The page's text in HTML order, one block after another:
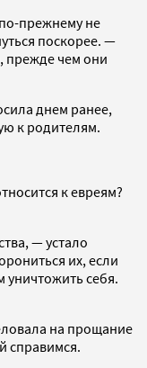
прежнему не
поскорее. —
прежде чем они
днем ранее,
к родителям.
к евреям?
— устало
их, если
уничтожить себя.
на прощание
справимся.